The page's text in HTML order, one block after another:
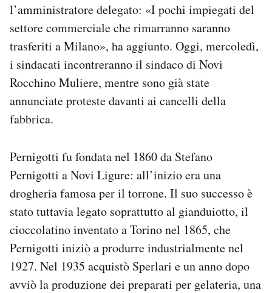
l’amministratore delegato: «I pochi impiegati del
settore commerciale che rimarranno saranno
trasferiti a Milano», ha aggiunto. Oggi, mercoledì,
i sindacati incontreranno il sindaco di Novi
Rocchino Muliere, mentre sono già state
annunciate proteste davanti ai cancelli della
fabbrica.
Pernigotti fu fondata nel 1860 da Stefano
Pernigotti a Novi Ligure: all’inizio era una
drogheria famosa per il torrone. Il suo successo è
stato tuttavia legato soprattutto al gianduiotto, il
cioccolatino inventato a Torino nel 1865, che
Pernigotti iniziò a produrre industrialmente nel
1927. Nel 1935 acquistò Sperlari e un anno dopo
avviò la produzione dei preparati per gelateria, una